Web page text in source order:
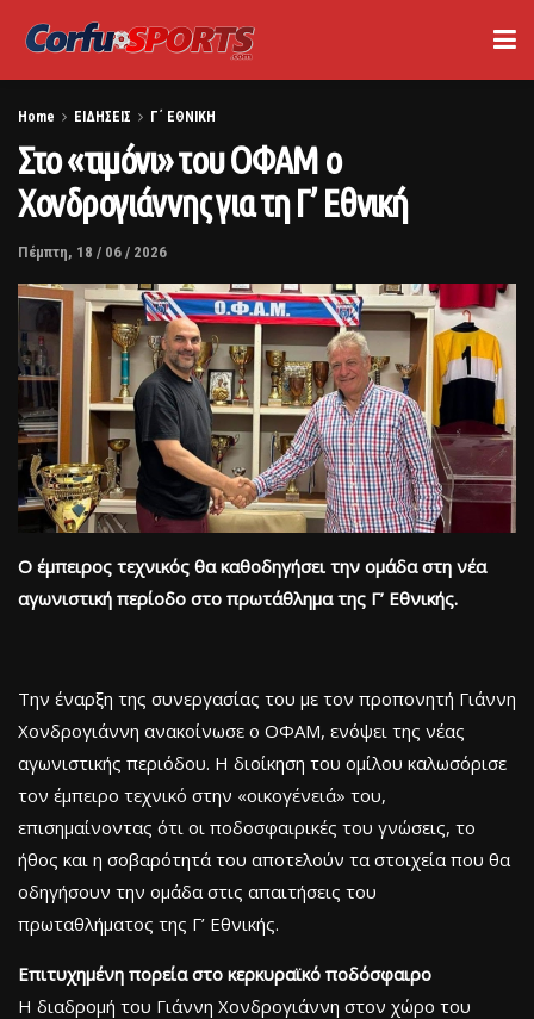
Home ΕΙΔΗΣΕΙΣ Γ΄ ΕΘΝΙΚΗ
Στο «τιμόνι» του ΟΦΑΜ ο
Χονδρογιάννης για τη Γ’ Εθνική
Πέμπτη, 18 / 06 / 2026
Ο έμπειρος τεχνικός θα καθοδηγήσει την ομάδα στη νέα
αγωνιστική περίοδο στο πρωτάθλημα της Γ’ Εθνικής.
Την έναρξη της συνεργασίας του με τον προπονητή Γιάννη
Χονδρογιάννη ανακοίνωσε ο ΟΦΑΜ, ενόψει της νέας
αγωνιστικής περιόδου. Η διοίκηση του ομίλου καλωσόρισε
τον έμπειρο τεχνικό στην «οικογένειά» του,
επισημαίνοντας ότι οι ποδοσφαιρικές του γνώσεις, το
ήθος και η σοβαρότητά του αποτελούν τα στοιχεία που θα
οδηγήσουν την ομάδα στις απαιτήσεις του
πρωταθλήματος της Γ’ Εθνικής.
Επιτυχημένη πορεία στο κερκυραϊκό ποδόσφαιρο
Η διαδρομή του Γιάννη Χονδρογιάννη στον χώρο του